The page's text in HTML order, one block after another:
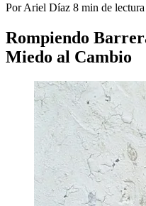
Por Ariel Díaz 8 min de lectura
Rompiendo
Miedo al Cambio